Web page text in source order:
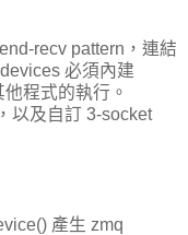
recv pattern，連結
必須內建
程式的執行。
以及自訂 3-socket
產生 zmq